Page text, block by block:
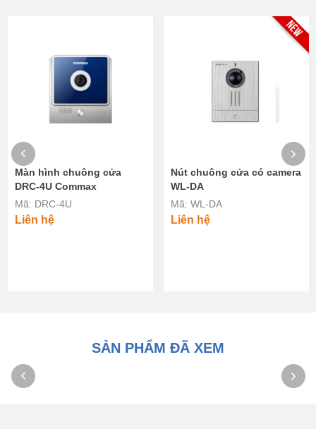
Màn hình chuông cửa
DRC-4U Commax
Mã: DRC-4U
Liên hệ
Nút chuông cửa có camera
WL-DA
Mã: WL-DA
Liên hệ
SẢN PHẨM ĐÃ XEM